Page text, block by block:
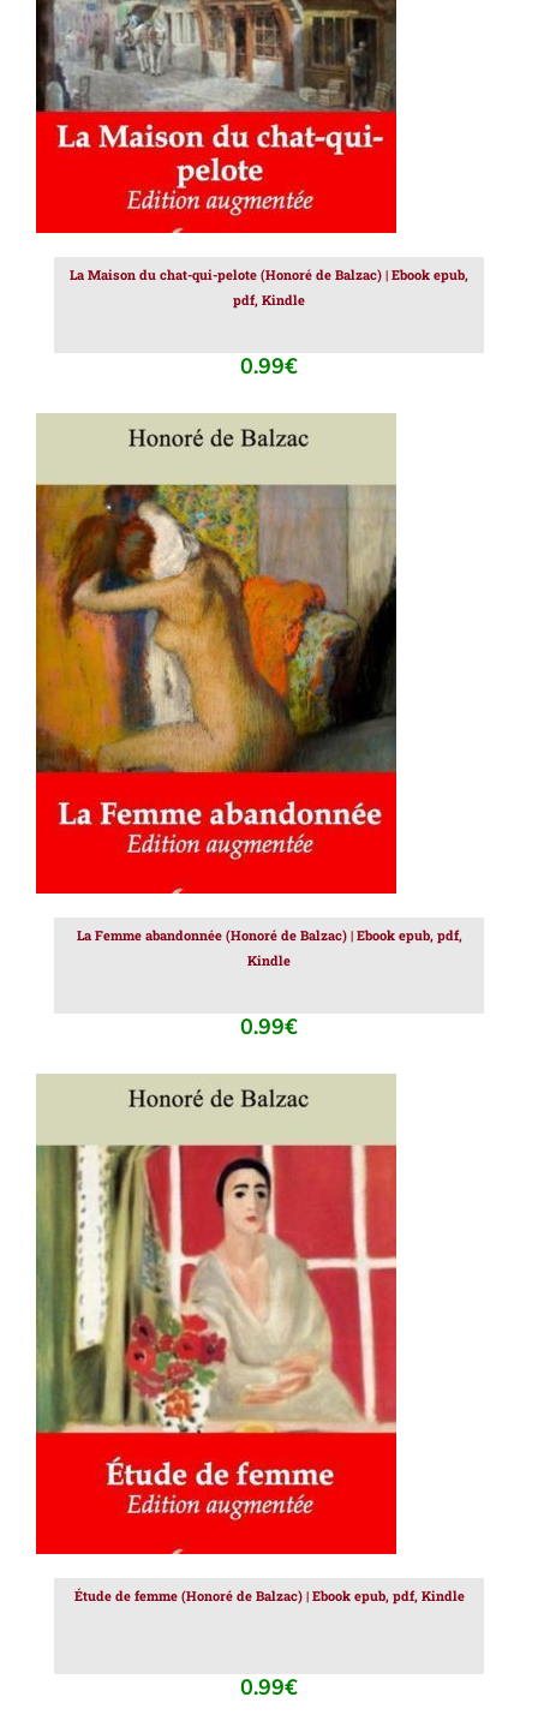
La Maison du chat-qui-pelote (Honoré de Balzac) | Ebook epub,
pdf, Kindle
0.99€
AJOUTER AU PANIER / DÉTAILS
La Femme abandonnée (Honoré de Balzac) | Ebook epub, pdf,
Kindle
0.99€
AJOUTER AU PANIER / DÉTAILS
Étude de femme (Honoré de Balzac) | Ebook epub, pdf, Kindle
0.99€